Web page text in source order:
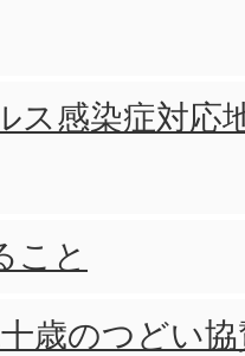
ス感染症対応
こと
歳のつどい